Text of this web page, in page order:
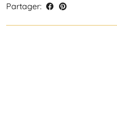
Partager: